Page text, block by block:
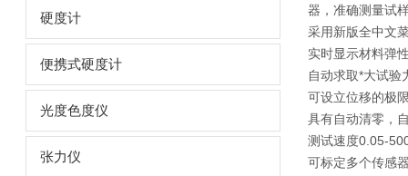
硬度计
便携式硬度计
光度色度仪
张力仪
器，准确测量试
采用新版全中文
实时显示材料弹
自动求取*大试验
可设立位移的极
具有自动清零，
测试速度0.05-
可标定多个传感